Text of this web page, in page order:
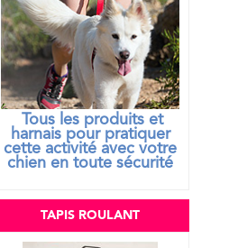
Tous les produits et
harnais pour pratiquer
cette activité avec votre
chien en toute sécurité
TAPIS ROULANT